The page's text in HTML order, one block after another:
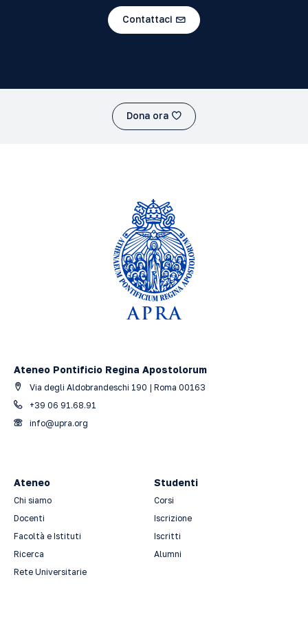
Contattaci
Dona ora
Ateneo Pontificio Regina Apostolorum
Via degli Aldobrandeschi 190 | Roma 00163
+39 06 91.68.91
info@upra.org
Ateneo
Chi siamo
Docenti
Facoltà e Istituti
Ricerca
Rete Universitarie
Studenti
Corsi
Iscrizione
Iscritti
Alumni